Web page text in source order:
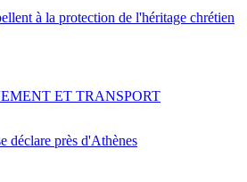
à la protection de l'héritage chrétien
déclare près d'Athènes
ET TRANSPORT